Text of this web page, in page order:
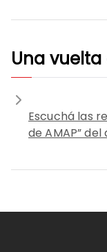
Una vuelta
Escuchá las
de AMAP” del